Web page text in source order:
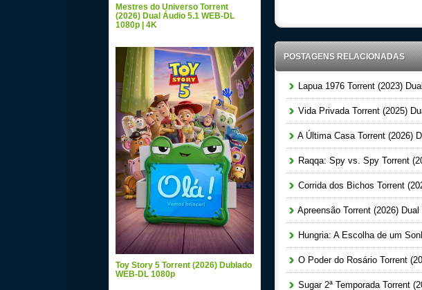
POSTAGENS RELACIONADAS
Lapua 1976 Torrent (2023)
Vida Privada Torrent (2025)
A Última Casa Torrent (2026)
Raqqa: Spy vs. Spy Torrent
Corrida dos Bichos Torrent
Apreensão Torrent (2026)
Hungria: A Escolha de um
O Poder do Rosário Torrent
Sugar 2ª Temporada Torrent
Mestres do Universo Torrent
(2026) Dual Áudio 5.1 WEB-DL
1080p | 4K
Toy Story 5 Torrent (2026) Dublado
WEB-DL 1080p